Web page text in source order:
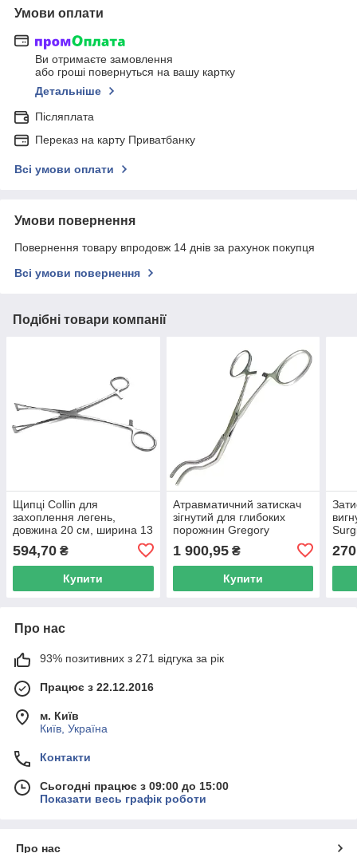
Умови оплати
Ви отримаєте замовлення
або гроші повернуться на вашу картку
Детальніше
Післяплата
Переказ на карту Приватбанку
Всі умови оплати
Умови повернення
Повернення товару впродовж 14 днів за рахунок покупця
Всі умови повернення
Подібні товари компанії
Щипці Collin для
захоплення легень,
довжина 20 см, ширина 13
594,70 ₴
Купити
Атравматичний затискач
зігнутий для глибоких
порожнин Gregory
Surgiwell, довжина 14 см
1 900,95₴
Купити
Про нас
93% позитивних з 271 відгука за рік
Працює з 22.12.2016
м. Київ
Київ, Україна
Контакти
Сьогодні працює з 09:00 до 15:00
Показати весь графік роботи
Про нас